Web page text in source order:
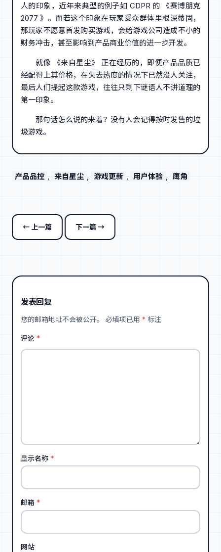
人的印象，近年来典型的例子如 CDPR 的 《赛博朋克
2077 》。而若这个印象在玩家受众群体里根深蒂固，
那玩家不愿意首发购买游戏，会给游戏公司造成不小的
财务冲击，甚至影响到产品商业价值的进一步开发。
就像 《来自星尘》 正在经历的，即便产品品质已
经配得上其价格，在失去热度的情况下已然没人关注，
最后人们提起这款游戏，往往只剩下谜语人不讲道理的
第一印象。
那句话怎么说的来着？没有人会记得按时发售的垃
圾游戏。
产品品控 , 来自星尘 , 游戏更新 , 用户体验 , 鹰角
← 上一篇 下一篇 →
发表回复
您的邮箱地址不会被公开。 必填项已用 * 标注
评论 *
显示名称 *
邮箱 *
网站